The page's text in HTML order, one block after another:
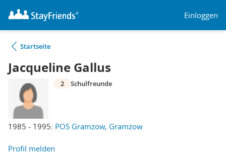
Einloggen
Startseite
Jacqueline Gallus
1985 - 1995: POS Gramzow, Gramzow
2 Schulfreunde
Profil melden